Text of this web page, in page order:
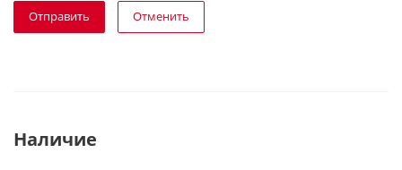
Отправить Отменить
Наличие